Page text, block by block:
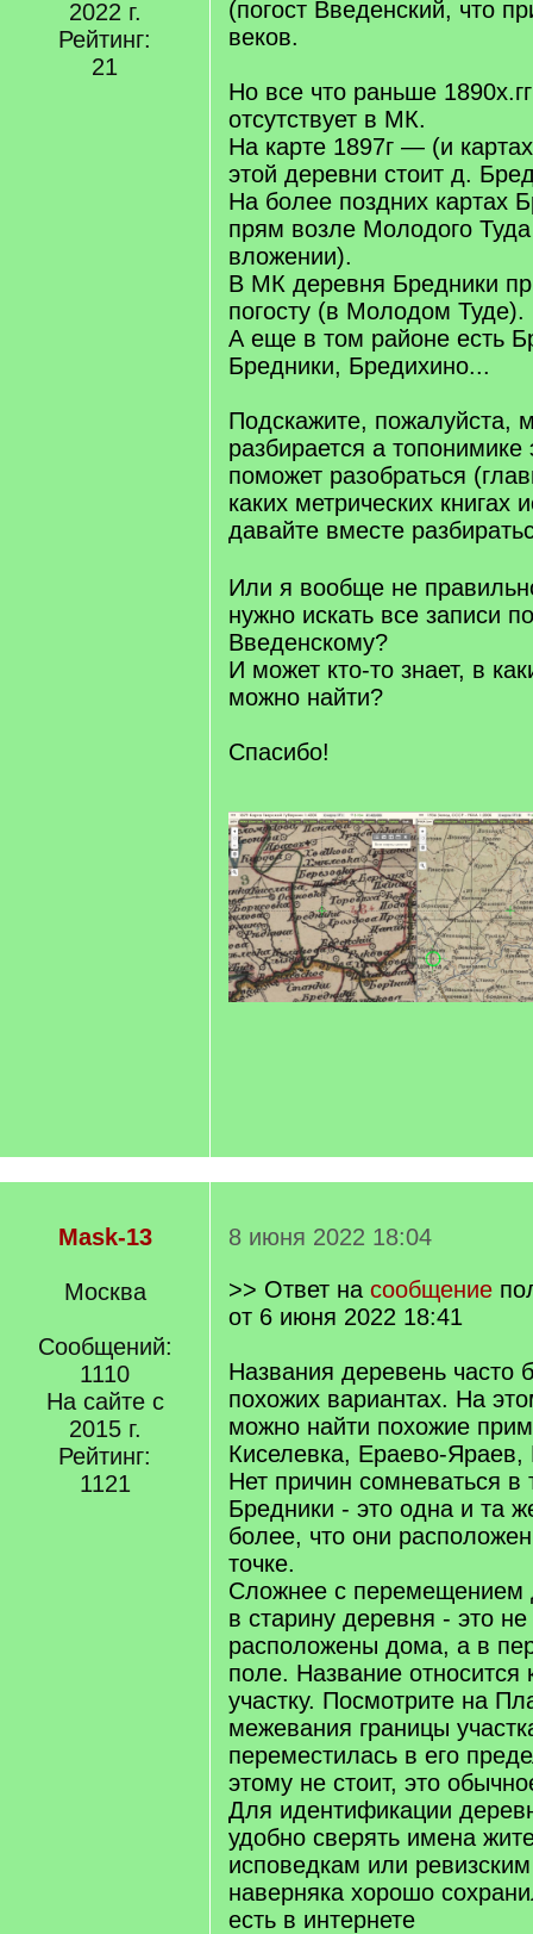
2022 г.
Рейтинг:
21
(погост Введенский, что
веков.
Но все что раньше
отсутствует в МК.
На карте 1897г — (и
этой деревни стоит д.
На более поздних картах
прям возле Молодого
вложении).
В МК деревня Бредники
погосту (в Молодом Туде).
А еще в том районе есть
Бредники, Бредихино...
Подскажите, пожалуйста,
разбирается а топонимике
поможет разобраться
каких метрических книгах
давайте вместе
Или я вообще не
нужно искать все записи
Введенскому?
И может кто-то знает, в
можно найти?
Спасибо!
Mask-13
Москва
Сообщений:
1110
На сайте с
2015 г.
Рейтинг:
1121
8 июня 2022 18:04
>> Ответ на сообщение
от 6 июня 2022 18:41
Названия деревень часто
похожих вариантах. На
можно найти похожие
Киселевка, Ераево-Яраев,
Нет причин сомневаться
Бредники - это одна и та
более, что они
точке.
Сложнее с перемещением
в старину деревня - это
расположены дома, а в
поле. Название относится
участку. Посмотрите на
межевания границы
переместилась в его
этому не стоит, это
Для идентификации
удобно сверять имена
исповедкам или
наверняка хорошо
есть в интернете